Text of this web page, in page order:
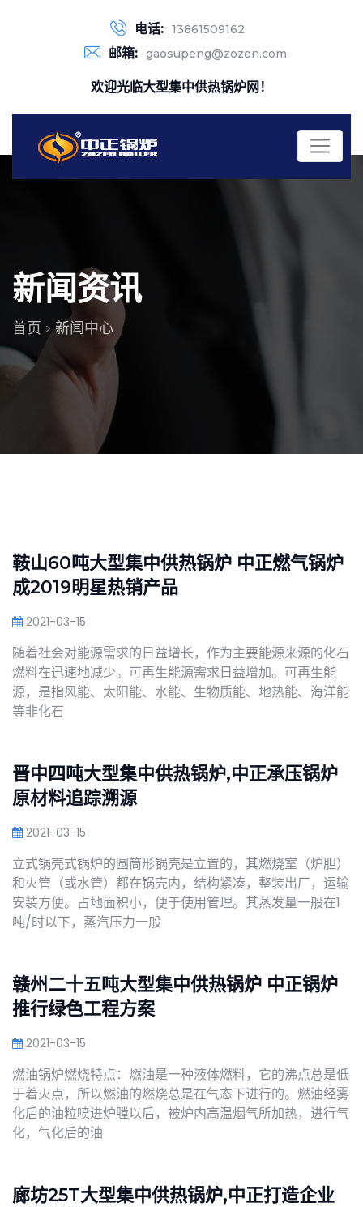
电话: 13861509162
邮箱: gaosupeng@zozen.com
欢迎光临大型集中供热锅炉网！
新闻资讯
首页 >新闻中心
鞍山60吨大型集中供热锅炉 中正燃气锅炉
成2019明星热销产品
2021-03-15
随着社会对能源需求的日益增长，作为主要能源来源的化石
燃料在迅速地减少。可再生能源需求日益增加。可再生能
源，是指风能、太阳能、水能、生物质能、地热能、海洋能
等非化石
晋中四吨大型集中供热锅炉,中正承压锅炉
原材料追踪溯源
2021-03-15
立式锅壳式锅炉的圆筒形锅壳是立置的，其燃烧室（炉胆）
和火管（或水管）都在锅壳内，结构紧凑，整装出厂，运输
安装方便。占地面积小，便于使用管理。其蒸发量一般在1
吨/时以下，蒸汽压力一般
赣州二十五吨大型集中供热锅炉 中正锅炉
推行绿色工程方案
2021-03-15
燃油锅炉燃烧特点：燃油是一种液体燃料，它的沸点总是低
于着火点，所以燃油的燃烧总是在气态下进行的。燃油经雾
化后的油粒喷进炉膛以后，被炉内高温烟气所加热，进行气
化，气化后的油
廊坊25T大型集中供热锅炉,中正打造企业